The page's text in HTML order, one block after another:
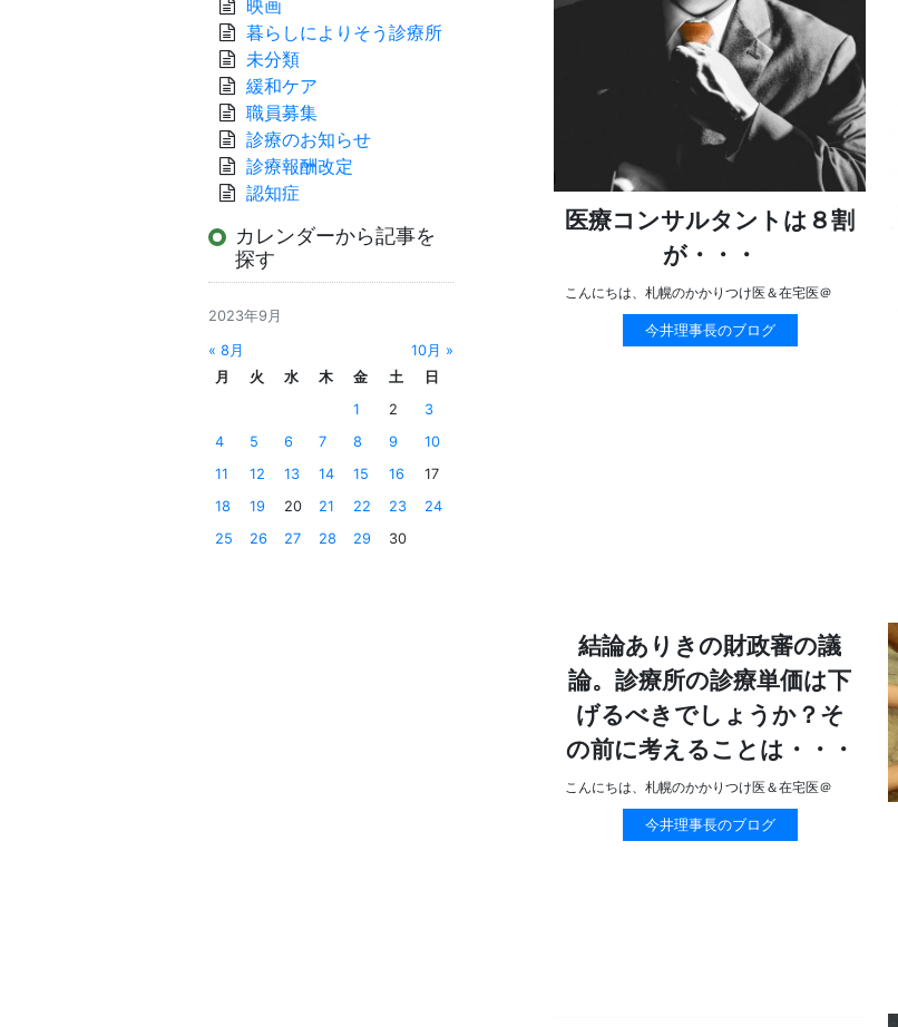
医療コンサルタントは８割
が・・・
こんにちは、札幌のかかりつけ医＆在宅医＠
今井理事長のブログ
結論ありきの財政審の議
論。診療所の診療単価は下
げるべきでしょうか？そ
の前に考えることは・・・
こんにちは、札幌のかかりつけ医＆在宅医＠
今井理事長のブログ
映画
暮らしによりそう診療所
未分類
緩和ケア
職員募集
診療のお知らせ
診療報酬改定
認知症
カレンダーから記事を
探す
2023年9月
« 8月
10月 »
月
火 水 木 金 土
日
1
2
3
4
5 6 7 8 9
10
11
12 13 14 15 16
17
18
19 20 21 22 23
24
25
26 27 28 29 30